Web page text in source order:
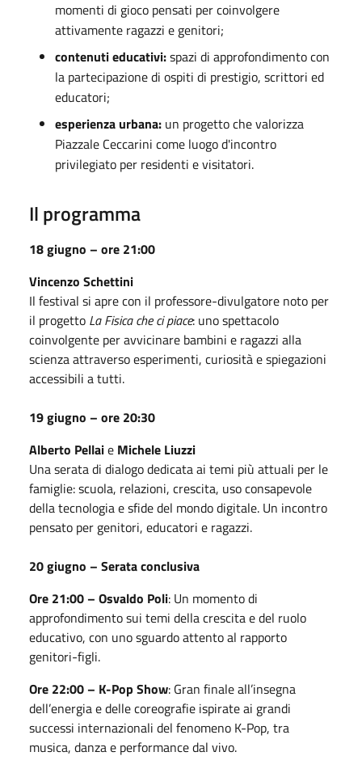
momenti di gioco pensati per coinvolgere
attivamente ragazzi e genitori;
contenuti educativi:spazi di approfondimento con
la partecipazione di ospiti di prestigio, scrittori ed
educatori;
esperienza urbana: un progetto che valorizza
Piazzale Ceccarini come luogo d'incontro
privilegiato per residenti e visitatori.
Il programma
18 giugno – ore 21:00
Vincenzo Schettini
Il festival si apre con il professore-divulgatore noto per
il progetto La Fisica che ci piace: uno spettacolo
coinvolgente per avvicinare bambini e ragazzi alla
scienza attraverso esperimenti, curiosità e spiegazioni
accessibili a tutti.
19 giugno – ore 20:30
Alberto Pellaie Michele Liuzzi
Una serata di dialogo dedicata ai temi più attuali per le
famiglie: scuola, relazioni, crescita, uso consapevole
della tecnologia e sfide del mondo digitale. Un incontro
pensato per genitori, educatori e ragazzi.
20 giugno – Serata conclusiva
Ore 21:00 – Osvaldo Poli: Un momento di
approfondimento sui temi della crescita e del ruolo
educativo, con uno sguardo attento al rapporto
genitori-figli.
Ore 22:00 – K-Pop Show: Gran finale all’insegna
dell’energia e delle coreografie ispirate ai grandi
successi internazionali del fenomeno K-Pop, tra
musica, danza e performance dal vivo.